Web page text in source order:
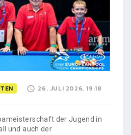
26. JULI 2026, 19:18
der Jugend in
und auch der